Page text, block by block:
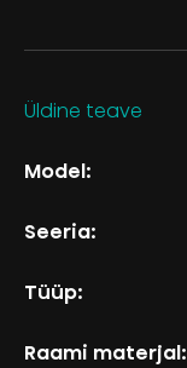
Üldine teave
Model:
Seeria:
Tüüp:
Raami materjal: